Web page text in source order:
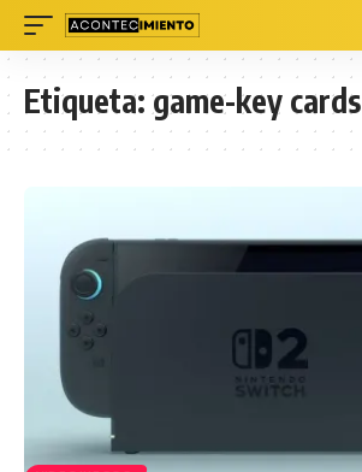
Etiqueta:game-key cards